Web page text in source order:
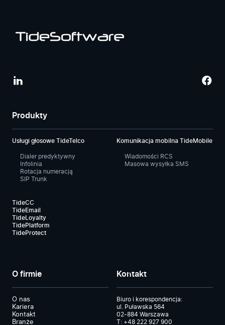
Produkty
Usługi głosowe TideTelco
Dialer predyktywny
Infolinia
Rotacja numeracją
SIP Trunk
Komunikacja mobilna TideMobile
Wiadomości RCS
Masowa wysyłka SMS
TideCC
TideEmail
TideLoyalty
TidePlatform
TideProtect
O firmie
O nas
Kariera
Kontakt
Branże
Kontakt
Biuro i korespondencja:
ul. Puławska 564
02-884 Warszawa
T: +48 222 927 900